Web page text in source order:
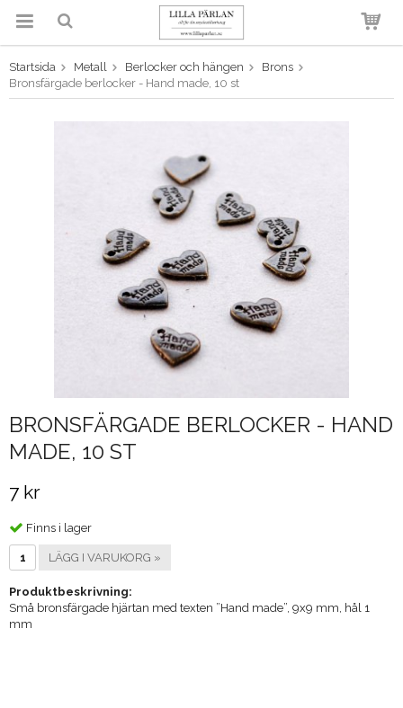
Produkten har blivit tillagd i
varukorgen
Startsida Metall Berlocker och hängen
Brons
Bronsfärgade berlocker - Hand made, 10 st
BRONSFÄRGADE BERLOCKER - HAND
MADE, 10 ST
7 kr
Finns i lager
LÄGG I VARUKORG »
Produktbeskrivning:
Små bronsfärgade hjärtan med texten ”Hand made”, 9x9 mm, hål 1
mm